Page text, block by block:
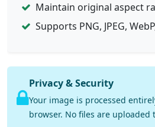
Maintain original aspect
Supports PNG, JPEG,
Privacy & Security
Your image is processed
browser. No files are uploaded